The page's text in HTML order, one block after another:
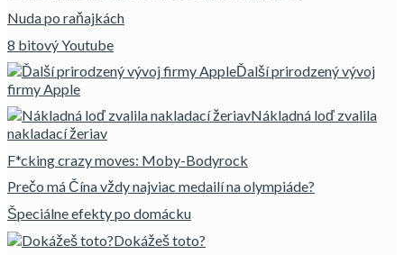
Nuda po raňajkách
8 bitový Youtube
Ďalší prirodzený vývoj
firmy Apple
Nákladná loď zvalila
nakladací žeriav
F*cking crazy moves: Moby-Bodyrock
Prečo má Čína vždy najviac medailí na olympiáde?
Špeciálne efekty po domácku
Dokážeš toto?